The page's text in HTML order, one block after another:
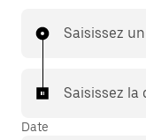
Saisissez
Saisissez
Date